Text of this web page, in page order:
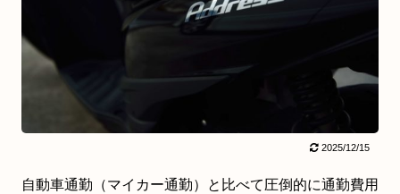
2025/12/15
自動車通勤（マイカー通勤）と比べて圧倒的に通勤費用